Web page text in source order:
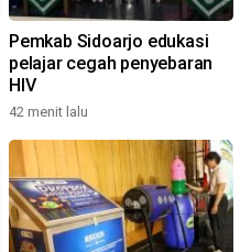
Pemkab Sidoarjo edukasi
pelajar cegah penyebaran
HIV
42 menit lalu